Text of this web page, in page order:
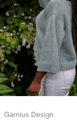
Garnius Design